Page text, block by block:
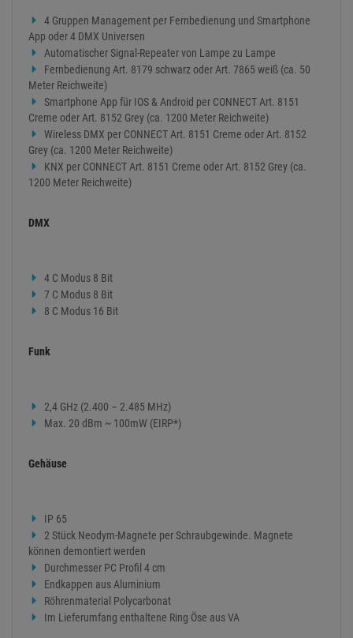
4 Gruppen Management per Fernbedienung und Smartphone
App oder 4 DMX Universen
Automatischer Signal-Repeater von Lampe zu Lampe
Fernbedienung Art. 8179 schwarz oder Art. 7865 weiß (ca. 50
Meter Reichweite)
Smartphone App für IOS & Android per CONNECT Art. 8151
Creme oder Art. 8152 Grey (ca. 1200 Meter Reichweite)
Wireless DMX per CONNECT Art. 8151 Creme oder Art. 8152
Grey (ca. 1200 Meter Reichweite)
KNX per CONNECT Art. 8151 Creme oder Art. 8152 Grey (ca.
1200 Meter Reichweite)
DMX
4 C Modus 8 Bit
7 C Modus 8 Bit
8 C Modus 16 Bit
Funk
2,4 GHz (2.400 – 2.485 MHz)
Max. 20 dBm ~ 100mW (EIRP*)
Gehäuse
IP 65
2 Stück Neodym-Magnete per Schraubgewinde. Magnete
können demontiert werden
Durchmesser PC Profil 4 cm
Endkappen aus Aluminium
Röhrenmaterial Polycarbonat
Im Lieferumfang enthaltene Ring Öse aus VA